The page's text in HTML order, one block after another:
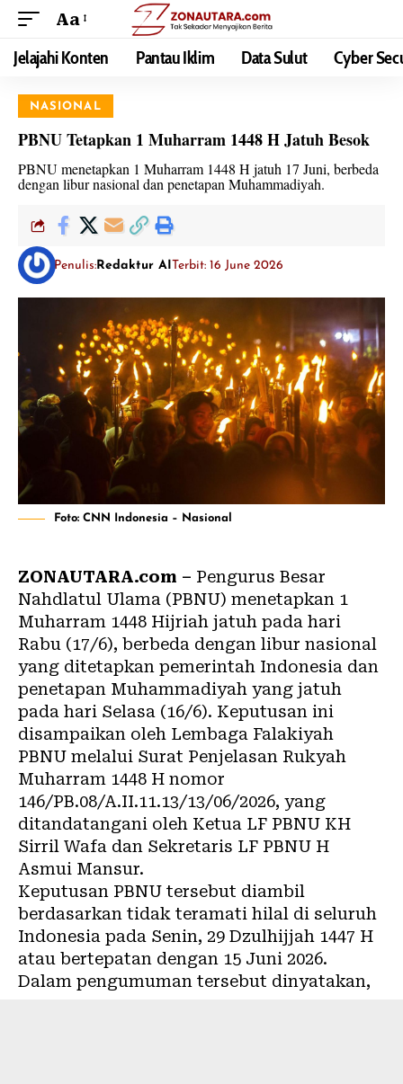
Aa
Jelajahi Konten Pantau Iklim Data Sulut Cyber
NASIONAL
PBNU Tetapkan 1 Muharram 1448 H Jatuh Besok
PBNU menetapkan 1 Muharram 1448 H jatuh 17 Juni, berbeda
dengan libur nasional dan penetapan Muhammadiyah.
Penulis: Redaktur AITerbit: 16 June 2026
Foto: CNN Indonesia – Nasional
ZONAUTARA.com – Pengurus Besar
Nahdlatul Ulama (PBNU) menetapkan 1
Muharram 1448 Hijriah jatuh pada hari
Rabu (17/6), berbeda dengan libur nasional
yang ditetapkan pemerintah Indonesia dan
penetapan Muhammadiyah yang jatuh
pada hari Selasa (16/6). Keputusan ini
disampaikan oleh Lembaga Falakiyah
PBNU melalui Surat Penjelasan Rukyah
Muharram 1448 H nomor
146/PB.08/A.II.11.13/13/06/2026, yang
ditandatangani oleh Ketua LF PBNU KH
Sirril Wafa dan Sekretaris LF PBNU H
Asmui Mansur.
Keputusan PBNU tersebut diambil
berdasarkan tidak teramati hilal di seluruh
Indonesia pada Senin, 29 Dzulhijjah 1447 H
atau bertepatan dengan 15 Juni 2026.
Dalam pengumuman tersebut dinyatakan,